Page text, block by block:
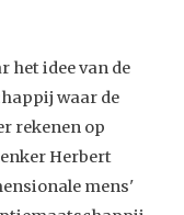
het idee van de
waar de
rekenen op
Herbert
mens'